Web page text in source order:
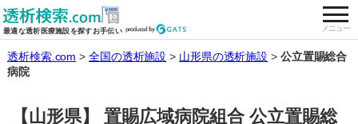
最適な透析医療施設を探すお手伝い メニュー
全国の透析施設を検索する
透析検索.com 全国の透析施設 山形県の透析施設
公立置賜総合
病院
【山形県】 置賜広域病院組合 公立置賜総